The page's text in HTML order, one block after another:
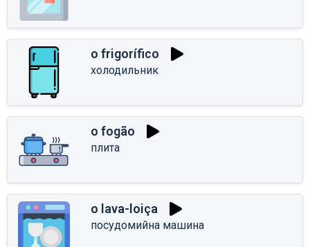
o frigorífico
холодильник
o fogão
плита
o lava-loiça
посудомийна машина